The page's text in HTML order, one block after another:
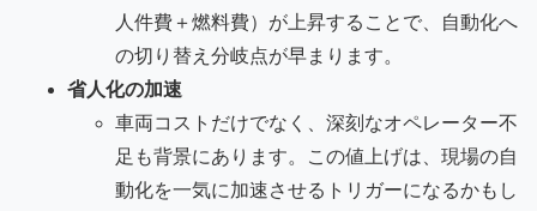
人件費＋燃料費）が上昇することで、自動化へ
の切り替え分岐点が早まります。
省人化の加速
車両コストだけでなく、深刻なオペレーター不
足も背景にあります。この値上げは、現場の自
動化を一気に加速させるトリガーになるかもし